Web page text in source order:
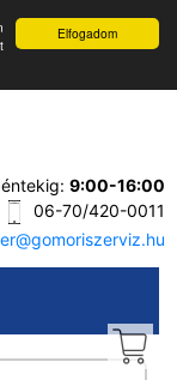
Elfogadom
9:00-16:00
06-70/420-0011